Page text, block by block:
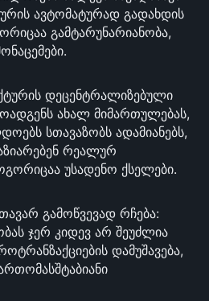
ავტომატურად გადახდის
გამტარუნარიანობა,
დეცენტრალიზებული
ახალ მიმართულებას,
სთავაზობს ადამიანებს,
რეალურ
უსადენო ქსელები.
გამოწვევად რჩება:
ჯერ კიდევ არ შეუძლია
დამუშავება,